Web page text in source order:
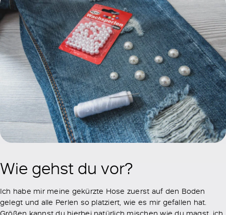
Wie gehst du vor?
Ich habe mir meine gekürzte Hose zuerst auf den Boden
gelegt und alle Perlen so platziert, wie es mir gefallen hat.